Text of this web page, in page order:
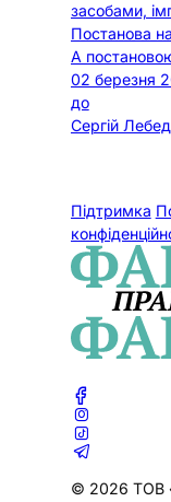
засобами,
Постанова
А постановою
02 березня
до
Сергій
Підтримка
© 2026